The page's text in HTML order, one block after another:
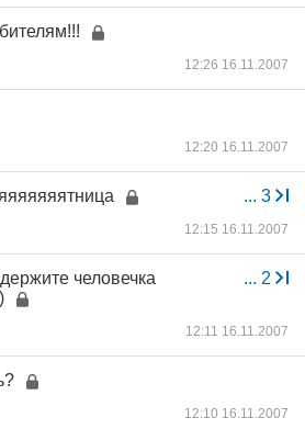
12:26 16.11.2007
12:20 16.11.2007
... 3
12:15 16.11.2007
... 2
человечка
12:11 16.11.2007
12:10 16.11.2007